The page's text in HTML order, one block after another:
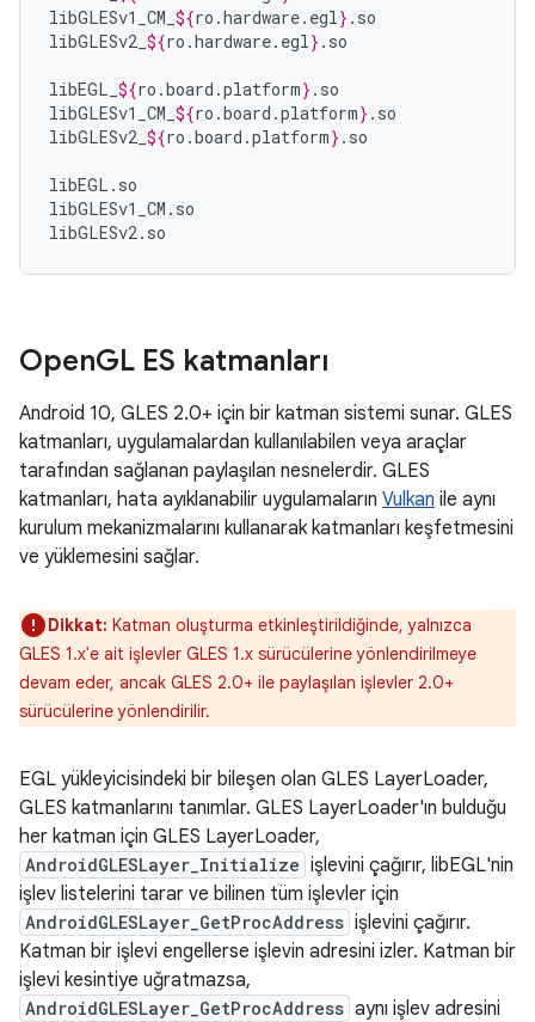
libGLESv1_CM_ ${ro .hardware. egl} .so
libGLESv2_ ${ro .hardware. egl} .so
libEGL_ ${ro .board .platform} .so
libGLESv1_CM_ ${ro .board .platform} .so
libGLESv2_ ${ro .board .platform} .so
libEGL.so
libGLESv1_CM.so
libGLESv2.so
OpenGL ES katmanları
Android 10, GLES 2.0+ için bir katman sistemi sunar. GLES
katmanları, uygulamalardan kullanılabilen veya araçlar
tarafından sağlanan paylaşılan nesnelerdir. GLES
katmanları, hata ayıklanabilir uygulamaların Vulkan ile aynı
kurulum mekanizmalarını kullanarak katmanları keşfetmesini
ve yüklemesini sağlar.
Dikkat: Katman oluşturma etkinleştirildiğinde, yalnızca
GLES 1.x'e ait işlevler GLES 1.x sürücülerine yönlendirilmeye
devam eder, ancak GLES 2.0+ ile paylaşılan işlevler 2.0+
sürücülerine yönlendirilir.
EGL yükleyicisindeki bir bileşen olan GLES LayerLoader,
GLES katmanlarını tanımlar. GLES LayerLoader'ın bulduğu
her katman için GLES LayerLoader,
AndroidGLESLayer_Initialize işlevini çağırır, libEGL'nin
işlev listelerini tarar ve bilinen tüm işlevler için
AndroidGLESLayer_GetProcAddress işlevini çağırır.
Katman bir işlevi engellerse işlevin adresini izler. Katman bir
işlevi kesintiye uğratmazsa,
AndroidGLESLayer_GetProcAddress aynı işlev adresini